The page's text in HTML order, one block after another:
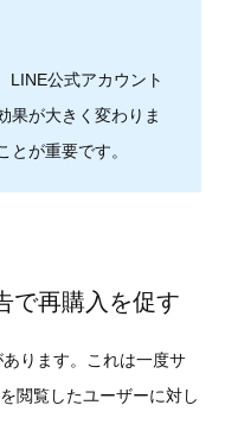
LINE公式アカウント
果が大きく変わりま
が重要です。
で再購入を促す
ります。これは一度サ
閲覧したユーザーに対し